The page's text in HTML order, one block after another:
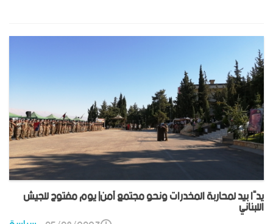
يدًا بيد لمحاربة المخدرات ونحو مجتمع آمن| يوم مفتوح للجيش
اللبناني